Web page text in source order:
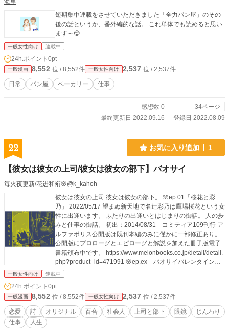
海里
短期集中連載をさせていただきました「全力パン屋」のその
後の話というか、番外編的な話。 これ単体でも読めると思い
ます～😊
一般女性向け 連載中
24h.ポイント 0pt
一般漫画 8,552 位 / 8,552件 一般女性向け 2,537 位 / 2,537件
日常 パン屋 ベーカリー 仕事
感想数 0
34ページ
最終更新日 2022.09.16
登録日 2022.08.09
22 お気に入り追加 1
【彼女は彼女の上司/彼女は彼女の部下】バオサイ
毎火夜更新/花迸和裄🌸@k_kahoh
彼女は彼女の上司 彼女は彼女の部下。 🌸ep.01「桜花と彩
乃」 2022/05/17 望まぬ新天地で名辻彩乃は鷹場桜花という女
性に出逢います。 ふたりの出逢いとはじまりの御話。 人の歩
みと仕事の御話。 初出：2014/08/31 コミティア109刊行 ア
ルファポリス公開版は既刊本編のみに僅かに一部修正あり。
公開版にプロローグとエピローグと解説を加えた冊子版電子
書籍頒布中です。 https://www.melonbooks.co.jp/detail/detail.
php?product_id=471991 🌸ep.ex「バオサイバレンタイン」
2022/05/24 Valentineの日に遠方へ赴くふたりの小さな小さな
9/13 以前、書店委託や電子書籍sale時に描き下ろしたもので
す。 台詞だけ変えて2パターン作成したのでした。 続きをな
かなか形に出来ていないので彼女達を久々描けただけでも楽
しかったですね。。 こちらの特殊遊び紙を付けた少数製本版
一般女性向け 連載中
24h.ポイント 0pt
一般漫画 8,552 位 / 8,552件 一般女性向け 2,537 位 / 2,537件
恋愛 詩 オリジナル 百合 社会人 上司と部下 眼鏡
じんわり
仕事
人生